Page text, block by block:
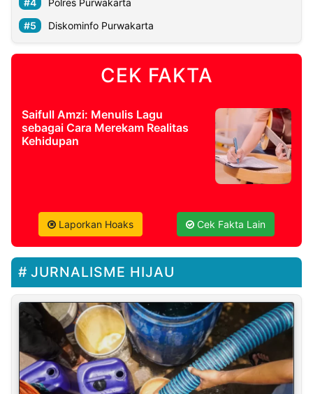
Polres Purwakarta
Diskominfo Purwakarta
CEK FAKTA
Saifull Amzi: Menulis Lagu
sebagai Cara Merekam Realitas
Kehidupan
Laporkan Hoaks Cek Fakta Lain
JURNALISME HIJAU